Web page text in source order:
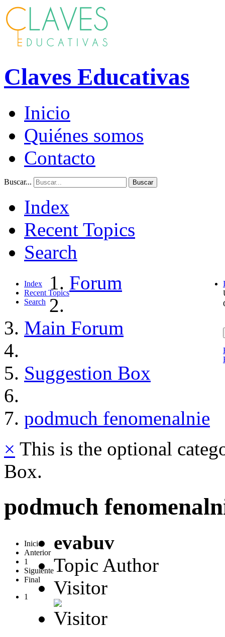
Claves Educativas
Inicio
Quiénes somos
Contacto
Buscar... Buscar
Index
Recent Topics
Search
Index
Recent Topics
Search
Forum
Main Forum
Suggestion Box
podmuch fenomenalnie
× This is the optional
Box.
podmuch
Inicio
Anterior
1
Siguiente
Final
1
evabuv
Topic Author
Visitor